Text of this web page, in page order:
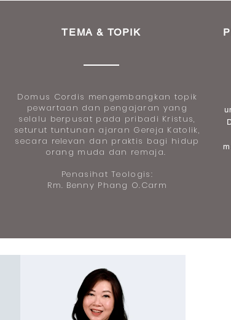
TEMA & TOPIK
Domus Cordis mengembangkan topik
pewartaan dan pengajaran yang
selalu berpusat pada pribadi Kristus,
seturut tuntunan ajaran Gereja Katolik,
secara relevan dan praktis bagi hidup
orang muda dan remaja.
Penasihat Teologis:
Rm. Benny Phang O.Carm